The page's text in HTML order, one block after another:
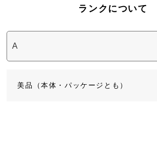
ランクについて
美品（本体・パッケージとも）